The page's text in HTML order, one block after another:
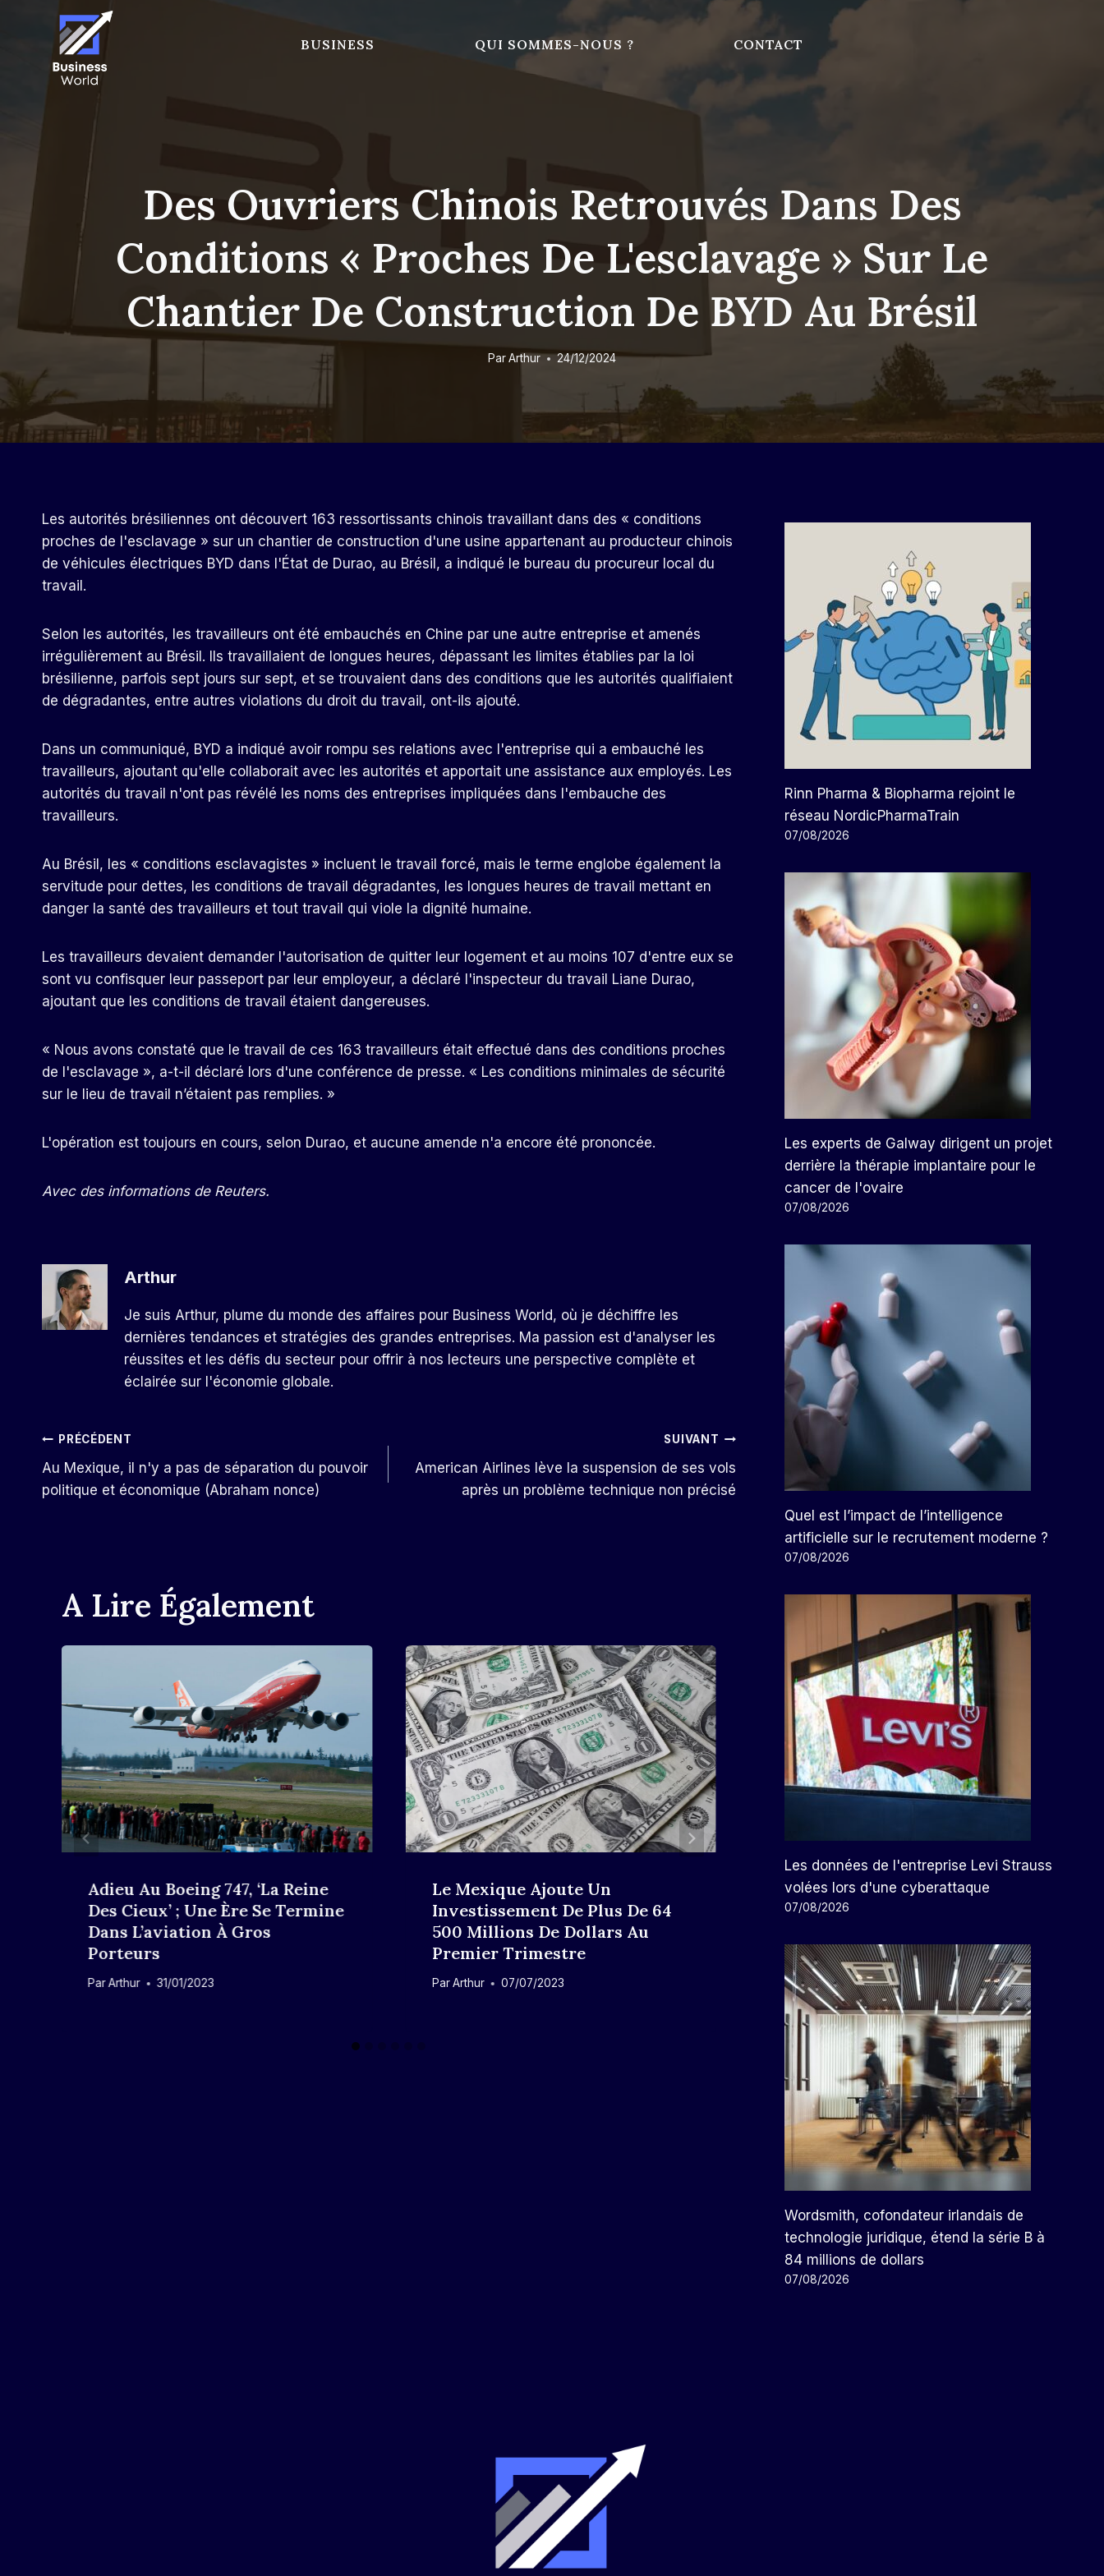
BUSINESS QUI SOMMES-NOUS ? CONTACT
Des Ouvriers Chinois Retrouvés Dans Des
Conditions « Proches De L'esclavage » Sur Le
Chantier De Construction De BYD Au Brésil
ParArthur 24/12/2024
Les autorités brésiliennes ont découvert 163 ressortissants chinois travaillant dans des « conditions
proches de l'esclavage » sur un chantier de construction d'une usine appartenant au producteur chinois
de véhicules électriques BYD dans l'État de Durao, au Brésil, a indiqué le bureau du procureur local du
travail.
Selon les autorités, les travailleurs ont été embauchés en Chine par une autre entreprise et amenés
irrégulièrement au Brésil. Ils travaillaient de longues heures, dépassant les limites établies par la loi
brésilienne, parfois sept jours sur sept, et se trouvaient dans des conditions que les autorités qualifiaient
de dégradantes, entre autres violations du droit du travail, ont-ils ajouté.
Dans un communiqué, BYD a indiqué avoir rompu ses relations avec l'entreprise qui a embauché les
travailleurs, ajoutant qu'elle collaborait avec les autorités et apportait une assistance aux employés. Les
autorités du travail n'ont pas révélé les noms des entreprises impliquées dans l'embauche des
travailleurs.
Au Brésil, les « conditions esclavagistes » incluent le travail forcé, mais le terme englobe également la
servitude pour dettes, les conditions de travail dégradantes, les longues heures de travail mettant en
danger la santé des travailleurs et tout travail qui viole la dignité humaine.
Les travailleurs devaient demander l'autorisation de quitter leur logement et au moins 107 d'entre eux se
sont vu confisquer leur passeport par leur employeur, a déclaré l'inspecteur du travail Liane Durao,
ajoutant que les conditions de travail étaient dangereuses.
« Nous avons constaté que le travail de ces 163 travailleurs était effectué dans des conditions proches
de l'esclavage », a-t-il déclaré lors d'une conférence de presse. « Les conditions minimales de sécurité
sur le lieu de travail n’étaient pas remplies. »
L'opération est toujours en cours, selon Durao, et aucune amende n'a encore été prononcée.
Avec des informations de Reuters.
Arthur
Je suis Arthur, plume du monde des affaires pour Business World, où je déchiffre les
dernières tendances et stratégies des grandes entreprises. Ma passion est d'analyser les
réussites et les défis du secteur pour offrir à nos lecteurs une perspective complète et
éclairée sur l'économie globale.
Navigation
De
PRÉCÉDENT
Au Mexique, il n'y a pas de séparation du pouvoir
politique et économique (Abraham nonce)
SUIVANT
American Airlines lève la suspension de ses vols
après un problème technique non précisé
A Lire Également
Adieu Au Boeing 747, ‘La Reine
Des Cieux’ ; Une Ère Se Termine
Dans L’aviation À Gros
Porteurs
ParArthur 31/01/2023
Le Mexique Ajoute Un
Investissement De Plus De 64
500 Millions De Dollars Au
Premier Trimestre
Par Arthur 07/07/2023
Clase Azul México Arrive Au
Paradis Mexicain De Los Cabos
Rinn Pharma & Biopharma rejoint le
réseau NordicPharmaTrain
07/08/2026
Les experts de Galway dirigent un projet
derrière la thérapie implantaire pour le
cancer de l'ovaire
07/08/2026
Quel est l’impact de l’intelligence
artificielle sur le recrutement moderne ?
07/08/2026
Les données de l'entreprise Levi Strauss
volées lors d'une cyberattaque
07/08/2026
Wordsmith, cofondateur irlandais de
technologie juridique, étend la série B à
84 millions de dollars
07/08/2026